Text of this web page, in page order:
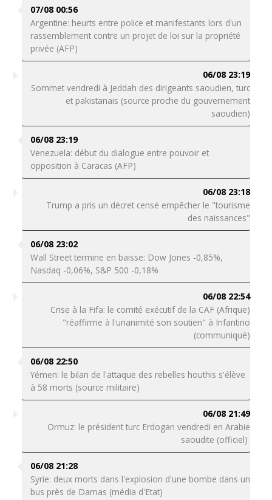
07/08 00:56
Argentine: heurts entre police et manifestants lors d'un
rassemblement contre un projet de loi sur la propriété
privée (AFP)
06/08 23:19
Sommet vendredi à Jeddah des dirigeants saoudien, turc
et pakistanais (source proche du gouvernement
saoudien)
06/08 23:19
Venezuela: début du dialogue entre pouvoir et
opposition à Caracas (AFP)
06/08 23:18
Trump a pris un décret censé empêcher le "tourisme
des naissances"
06/08 23:02
Wall Street termine en baisse: Dow Jones -0,85%,
Nasdaq -0,06%, S&P 500 -0,18%
06/08 22:54
Crise à la Fifa: le comité exécutif de la CAF (Afrique)
"réaffirme à l'unanimité son soutien" à Infantino
(communiqué)
06/08 22:50
Yémen: le bilan de l'attaque des rebelles houthis s'élève
à 58 morts (source militaire)
06/08 21:49
Ormuz: le président turc Erdogan vendredi en Arabie
saoudite (officiel)
06/08 21:28
Syrie: deux morts dans l'explosion d'une bombe dans un
bus près de Damas (média d'Etat)